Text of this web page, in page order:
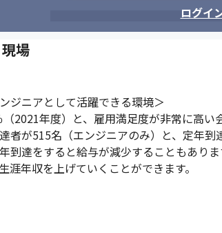
ログイ
場
ジニアとして活躍できる環境＞
2021年度）と、雇用満足度が非常に高い
者が515名（エンジニアのみ）と、定年
到達をすると給与が減少することもあり
涯年収を上げていくことができます。